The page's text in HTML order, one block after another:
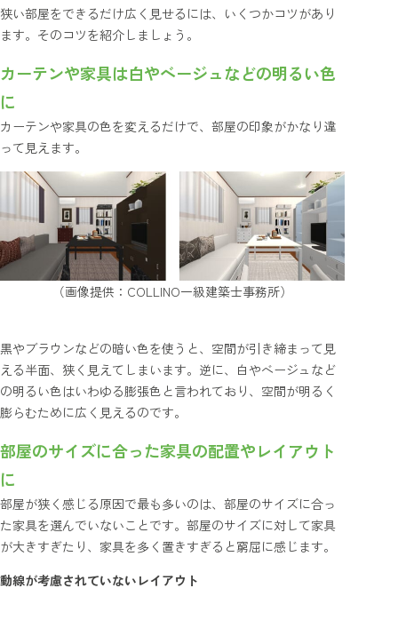
狭い部屋をできるだけ広く見せるには、いくつかコツがあり
ます。そのコツを紹介しましょう。
カーテンや家具は白やベージュなどの明るい色
に
カーテンや家具の色を変えるだけで、部屋の印象がかなり違
って見えます。
（画像提供：COLLINO一級建築士事務所）
黒やブラウンなどの暗い色を使うと、空間が引き締まって見
える半面、狭く見えてしまいます。逆に、白やベージュなど
の明るい色はいわゆる膨張色と言われており、空間が明るく
膨らむために広く見えるのです。
部屋のサイズに合った家具の配置やレイアウト
に
部屋が狭く感じる原因で最も多いのは、部屋のサイズに合っ
た家具を選んでいないことです。部屋のサイズに対して家具
が大きすぎたり、家具を多く置きすぎると窮屈に感じます。
動線が考慮されていないレイアウト